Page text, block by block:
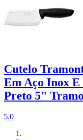
Cutelo
Em Aço Inox
Preto 5"
5.0